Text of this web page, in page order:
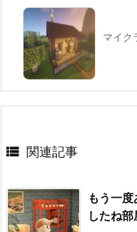
マイ
 関連記事
もう一
したね